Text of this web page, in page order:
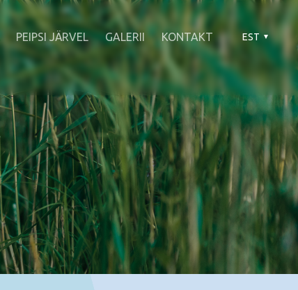
PEIPSI JÄRVEL GALERII KONTAKT EST